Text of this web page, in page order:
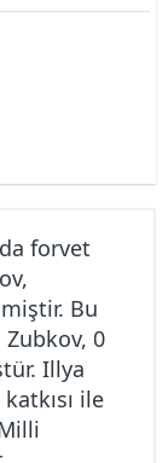
forvet
Bu
Zubkov, 0
Illya
ile